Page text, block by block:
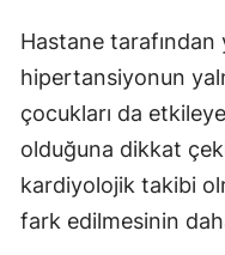
Hastane tarafından
hipertansiyonun
çocukları da
olduğuna dikkat
kardiyolojik takibi
fark edilmesinin